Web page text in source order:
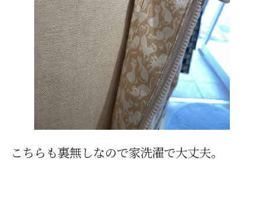
こちらも裏無しなので家洗濯で大丈夫。